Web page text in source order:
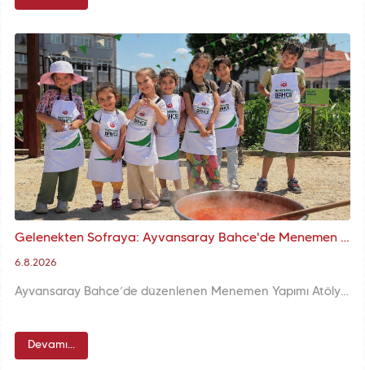
Gelenekten Sofraya: Ayvansaray Bahçe'de Menemen Buluşması
6.8.2026
Ayvansaray Bahçe’de düzenlenen Menemen Yapımı Atölyesi, mahalle kültürünü ve geleneksel mutfağı aynı sofrada buluşturdu. Katılımcılar hem pişirdi hem paylaştı; yalnızca menemen değil, yılların biriktirdiği hikâyeler de paylaşıldı.
Devamı...